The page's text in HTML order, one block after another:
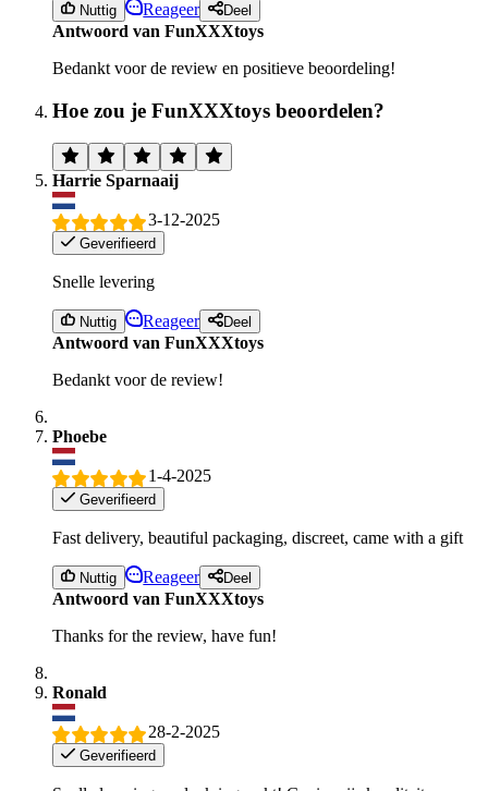
Nuttig Reageer Deel
Antwoord van FunXXXtoys
Bedankt voor de review en positieve beoordeling!
Hoe zou je FunXXXtoys beoordelen?
Harrie Sparnaaij
3-12-2025
Geverifieerd
Snelle levering
Nuttig Reageer Deel
Antwoord van FunXXXtoys
Bedankt voor de review!
Phoebe
1-4-2025
Geverifieerd
Fast delivery, beautiful packaging, discreet, came with a gift
Nuttig Reageer Deel
Antwoord van FunXXXtoys
Thanks for the review, have fun!
Ronald
28-2-2025
Geverifieerd